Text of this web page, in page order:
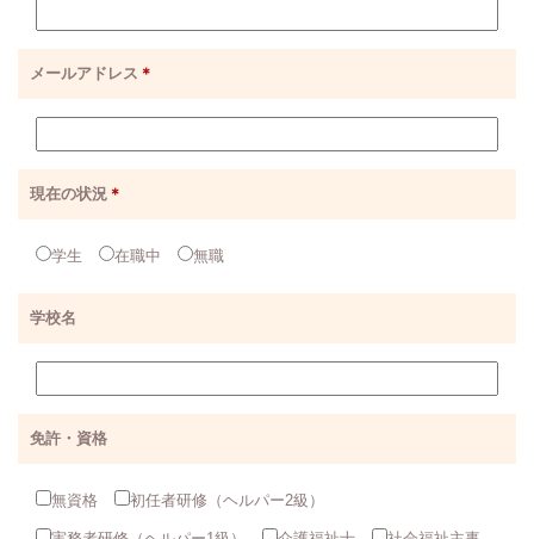
メールアドレス ＊
現在の状況 ＊
学生 在職中 無職
学校名
免許・資格
無資格 初任者研修（ヘルパー2級）